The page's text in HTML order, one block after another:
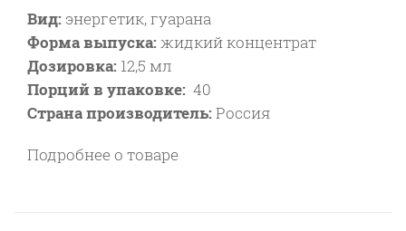
Вид: энергетик, гуарана
Форма выпуска:жидкий концентрат
Дозировка: 12,5 мл
Порций в упаковке: 40
Страна производитель:Россия
Подробнее о товаре